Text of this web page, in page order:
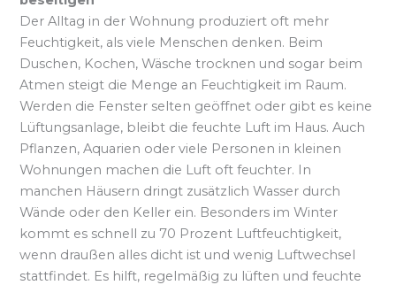
Der Alltag in der Wohnung produziert oft mehr
Feuchtigkeit, als viele Menschen denken. Beim
Duschen, Kochen, Wäsche trocknen und sogar beim
Atmen steigt die Menge an Feuchtigkeit im Raum.
Werden die Fenster selten geöffnet oder gibt es keine
Lüftungsanlage, bleibt die feuchte Luft im Haus. Auch
Pflanzen, Aquarien oder viele Personen in kleinen
Wohnungen machen die Luft oft feuchter. In
manchen Häusern dringt zusätzlich Wasser durch
Wände oder den Keller ein. Besonders im Winter
kommt es schnell zu 70 Prozent Luftfeuchtigkeit,
wenn draußen alles dicht ist und wenig Luftwechsel
stattfindet. Es hilft, regelmäßig zu lüften und feuchte